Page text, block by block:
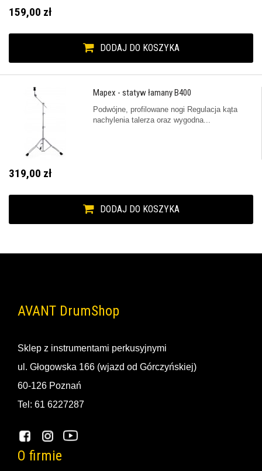
159,00 zł
DODAJ DO KOSZYKA
Mapex - statyw łamany B400
Podwójne, profilowane nogi Regulacja kąta
nachylenia talerza oraz wygodna...
319,00 zł
DODAJ DO KOSZYKA
AVANT DrumShop
Sklep z instrumentami perkusyjnymi
ul. Głogowska 166 (wjazd od Górczyńskiej)
60-126 Poznań
Tel: 61 6227287
O firmie